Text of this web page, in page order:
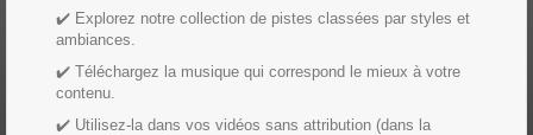
✔️ Explorez notre collection de pistes classées par styles et
ambiances.
✔️ Téléchargez la musique qui correspond le mieux à votre
contenu.
✔️ Utilisez-la dans vos vidéos sans attribution (dans la